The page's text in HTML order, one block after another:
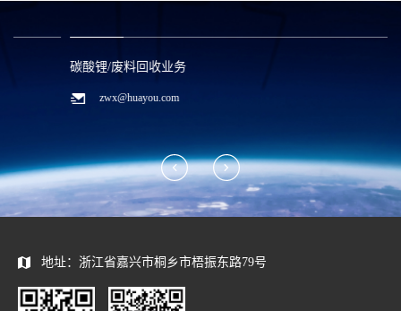
碳酸锂/废料回收业务
zwx@huayou.com
地址：浙江省嘉兴市桐乡市梧振东路79号